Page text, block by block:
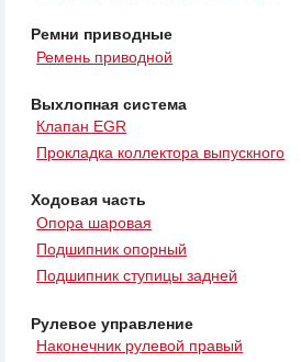
Ремни приводные
Ремень приводной
Выхлопная система
Клапан EGR
Прокладка коллектора выпускного
Ходовая часть
Опора шаровая
Подшипник опорный
Подшипник ступицы задней
Рулевое управление
Наконечник рулевой правый